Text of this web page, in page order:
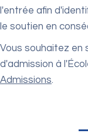
l'entrée afin
le soutien en
Vous souhaitez en
d'admission à
Admissions.